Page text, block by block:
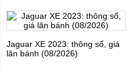
Jaguar XE 2023: thông số, giá
lăn bánh (08/2026)